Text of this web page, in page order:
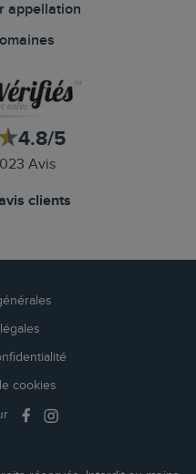
appellation
4.8/5
Avis
clients
cookies